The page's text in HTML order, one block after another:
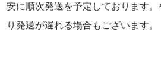
安に順次発送を予定しております
り発送が遅れる場合もございます。